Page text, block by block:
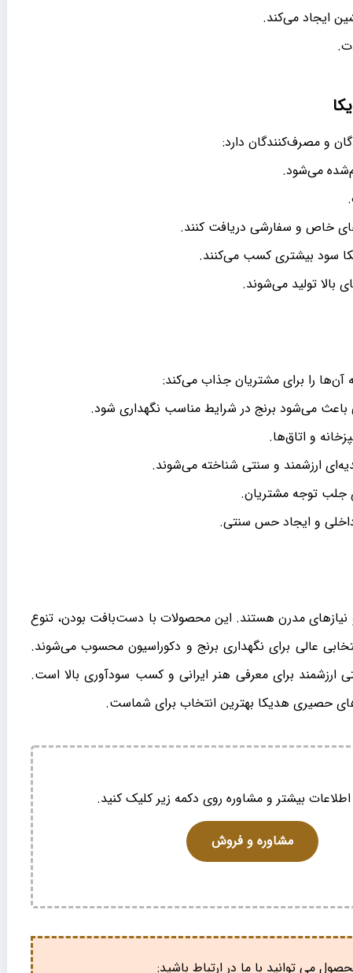
ایجاد می‌کند.
و مصرف‌کنندگان دارد:
می‌شود.
خاص و سفارشی دریافت کنند.
سود بیشتری کسب می‌کنند.
بالا تولید می‌شوند.
آن‌ها را برای مشتریان جذاب می‌کند:
می‌شود برنج در شرایط مناسب نگهداری شود.
و اتاق‌ها.
ارزشمند و سنتی شناخته می‌شوند.
جلب توجه مشتریان.
و ایجاد حس سنتی.
مدرن هستند. این محصولات با دست‌بافت بودن، تنوع
عالی برای نگهداری برنج و دکوراسیون محسوب می‌شوند.
برای معرفی هنر ایرانی و کسب سودآوری بالا است.
حصیری هدیکا بهترین انتخاب برای شماست.
بیشتر و مشاوره روی دکمه زیر کلیک کنید.
مشاوره و فروش
می توانید با ما در ارتباط باشید: